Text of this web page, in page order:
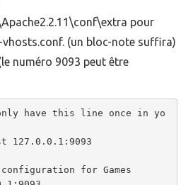
pour
(un bloc-note suffira)
numéro 9093 peut être